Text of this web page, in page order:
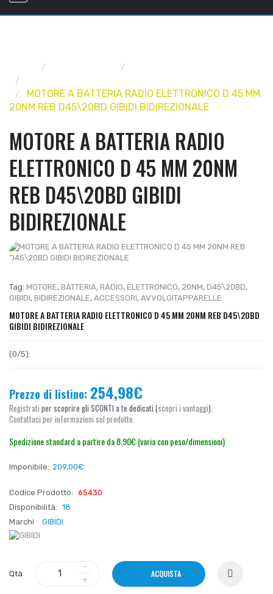
MOTORE A BATTERIA RADIO ELETTRONICO D 45 MM
20NM REB D45\20BD GIBIDI BIDIREZIONALE
MOTORE A BATTERIA RADIO
ELETTRONICO D 45 MM 20NM
REB D45\20BD GIBIDI
BIDIREZIONALE
Tag: MOTORE, BATTERIA, RADIO, ELETTRONICO, 20NM, D45\20BD,
GIBIDI, BIDIREZIONALE, ACCESSORI, AVVOLGITAPPARELLE
MOTORE A BATTERIA RADIO ELETTRONICO D 45 MM 20NM REB D45\20BD
GIBIDI BIDIREZIONALE
(0/5):
Prezzo di listino: 254,98€
Registrati per scoprire gli SCONTI a te dedicati (scopri i vantaggi).
Contattaci per informazioni sul prodotto.
Spedizione standard a partire da 8,90€ (varia con peso/dimensioni)
Imponibile: 209,00€
Codice Prodotto: 65430
Disponibilità: 18
Marchi
GIBIDI
Qtà ACQUISTA